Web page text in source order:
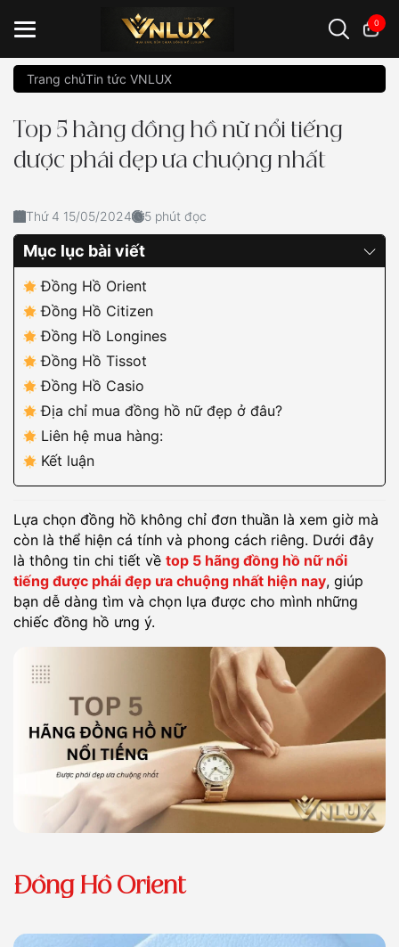
0
Đồng hồ casio đồng hồ G-Shock đồng hồ Orient ...
Trang chủTin tức VNLUX
Top 5 hãng đồng hồ nữ nổi tiếng
được phái đẹp ưa chuộng nhất
Thứ 4 15/05/2024 5 phút đọc
Mục lục bài viết
Đồng Hồ Orient
Đồng Hồ Citizen
Đồng Hồ Longines
Đồng Hồ Tissot
Đồng Hồ Casio
Địa chỉ mua đồng hồ nữ đẹp ở đâu?
Liên hệ mua hàng:
Kết luận
Lựa chọn đồng hồ không chỉ đơn thuần là xem giờ mà
còn là thể hiện cá tính và phong cách riêng. Dưới đây
là thông tin chi tiết về top 5 hãng đồng hồ nữ nổi
tiếng được phái đẹp ưa chuộng nhất hiện nay, giúp
bạn dễ dàng tìm và chọn lựa được cho mình những
chiếc đồng hồ ưng ý.
Đồng Hồ Orient